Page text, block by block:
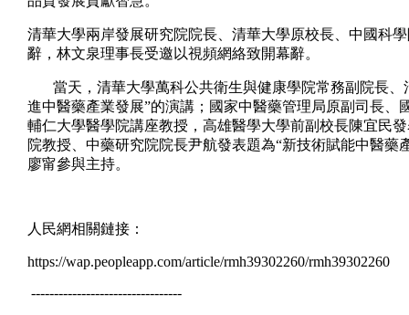
清華大學兩岸發展研究院院長、清華大學原校長、中國科
辭，林文泉理事長受邀以視頻網絡致開幕辭。
當天，清華大學萬科公共衛生與健康學院常務副院長、
進中醫藥產業發展”的演講；國家中醫藥管理局原副司長
輔仁大學醫學院講座教授，高雄醫學大學前副校長陳宜民
院教授、中藥研究院院長尹航發表題為“新技術賦能中醫
廖甯參與主持。
人民網相關鏈接：
https://wap.peopleapp.com/article/rmh39302260/rmh39302260
---------------------------------